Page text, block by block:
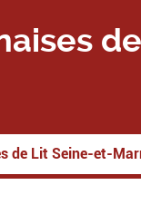
de Lit Seine-et-